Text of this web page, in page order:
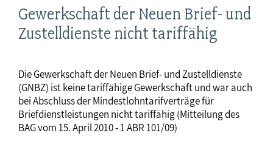
Gewerkschaft der Neuen Brief- und
Zustelldienste nicht tariffähig
Die Gewerkschaft der Neuen Brief- und Zustelldienste
(GNBZ) ist keine tariffähige Gewerkschaft und war auch
bei Abschluss der Mindestlohntarifverträge für
Briefdienstleistungen nicht tariffähig (Mitteilung des
BAG vom 15. April 2010 - 1 ABR 101/09)